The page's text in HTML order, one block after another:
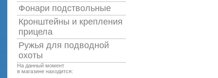
Фонари подствольные
Кронштейны и крепления
прицела
Ружья для подводной
оxоты
На данный момент
в магазине находится: